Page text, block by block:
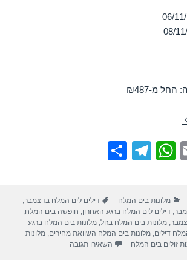
מ-₪487
במלון לאונרדו קלאב ים המלח – 06/11/2018
E
W
s
A
p
T
gr
a
m
e
קטגוריות
מלונות בים המלח תגיות
דילים לים המלח בדצמבר,
,דילים לים המלח ברגע האחרון, חופשה בים המלח,
,מלונות בים המלח בזול,מלונות בים המלח ברגע
דילים,מלונות בים המלח השוואת מחירים,מלונות
זולים בים המלח השאירו תגובה